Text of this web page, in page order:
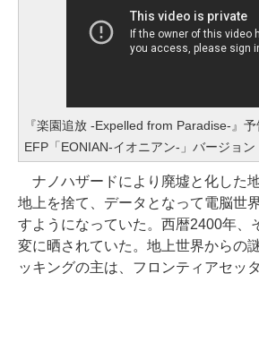
『楽園追放 -Expelled from Paradise-』
EFP「EONIAN-イオニアン-」バージョン
ナノハザードにより廃墟と化した
地上を捨て、データとなって電脳世
すようになっていた。西暦2400年、
変に晒されていた。地上世界からの
ッキングの主は、フロンティアセッ